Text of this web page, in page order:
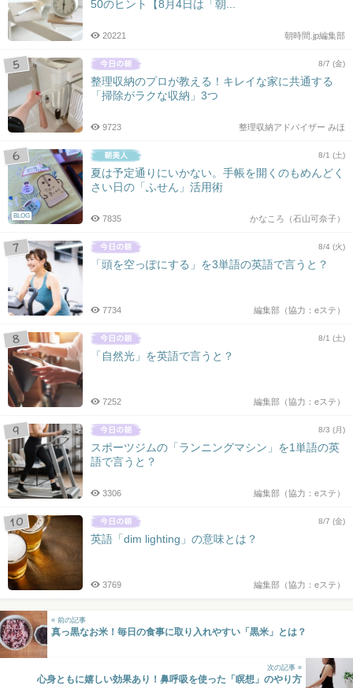
50のヒント【8月4日は「朝...
朝時間.jp編集部
20221
8/7 (金)
整理収納のプロが教える！キレイな家に共通する
「掃除がラクな収納」3つ
整理収納アドバイザー みほ
9723
BLOG
8/1 (土)
夏は予定通りにいかない。手帳を開くのもめんどく
さい日の「ふせん」活用術
かなころ（石山可奈子）
7835
8/4 (火)
「頭を空っぽにする」を3単語の英語で言うと？
編集部（協力：eステ）
7734
8/1 (土)
「自然光」を英語で言うと？
編集部（協力：eステ）
7252
8/3 (月)
スポーツジムの「ランニングマシン」を1単語の英
語で言うと？
編集部（協力：eステ）
3306
8/7 (金)
英語「dim lighting」の意味とは？
編集部（協力：eステ）
3769
« 前の記事
真っ黒なお米！毎日の食事に取り入れやすい「黒米」とは？
次の記事 »
心身ともに嬉しい効果あり！鼻呼吸を使った「瞑想」のやり方